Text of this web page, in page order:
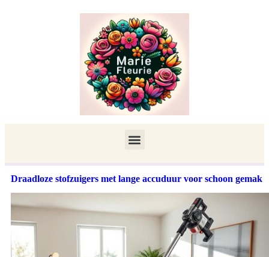
Draadloze stofzuigers met lange accuduur voor schoon gemak